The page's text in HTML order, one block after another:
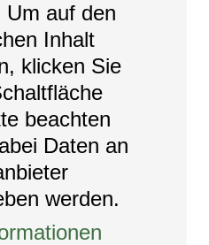
Um auf den
Inhalt
klicken Sie
beachten
Daten an
werden.